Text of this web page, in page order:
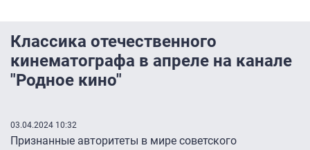
Классика отечественного
кинематографа в апреле на канале
"Родное кино"
03.04.2024 10:32
Признанные авторитеты в мире советского